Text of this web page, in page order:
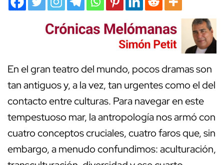
En el gran teatro del mundo, pocos dramas son
tan antiguos y, a la vez, tan urgentes como el del
contacto entre culturas. Para navegar en este
tempestuoso mar, la antropología nos armó con
cuatro conceptos cruciales, cuatro faros que, sin
embargo, a menudo confundimos: aculturación,